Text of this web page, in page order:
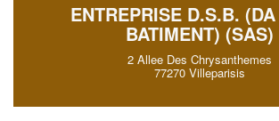
ENTREPRISE D.S.B.
BATIMENT) (SAS)
2 Allee Des Chrysanthemes
77270 Villeparisis